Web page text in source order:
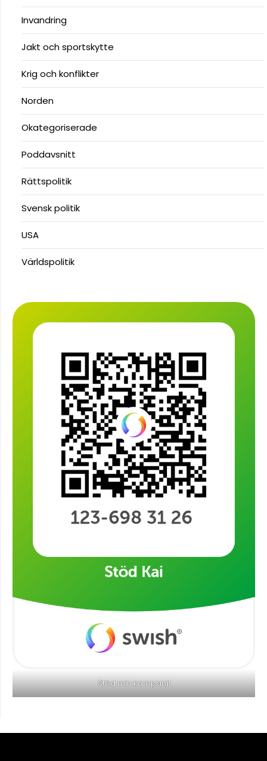
Invandring
Jakt och sportskytte
Krig och konflikter
Norden
Okategoriserade
Poddavsnitt
Rättspolitik
Svensk politik
USA
Världspolitik
Stöd min kampanj!